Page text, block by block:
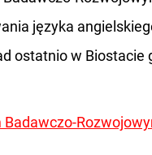
języka
ostatnio w Biostacie
Badawczo-